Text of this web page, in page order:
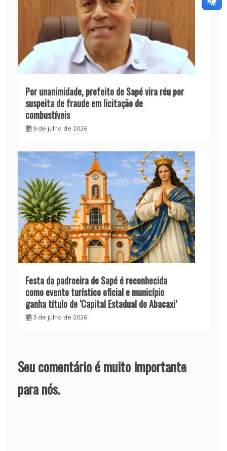
Por unanimidade, prefeito de Sapé vira réu por
suspeita de fraude em licitação de
combustíveis
9 de julho de 2026
Festa da padroeira de Sapé é reconhecida
como evento turístico oficial e município
ganha título de ‘Capital Estadual do Abacaxi’
3 de julho de 2026
Seu comentário é muito importante
para nós.